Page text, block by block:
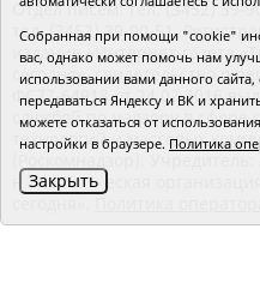
Отдел писем: тел. (3452) 39-
тел. (3452) 39-90-51.
издание «Интернет-газета
сегодня», свидетельство о
ФС77-64918 от 24.02.2016
службой по надзору в
технологий и массовых
некоммерческая
Собранная при помощи "cookie"
вас, однако может помочь нам
использовании вами данного
передаваться Яндексу и ВК и
можете отказаться от
настройки в браузере. Политика
Закрыть